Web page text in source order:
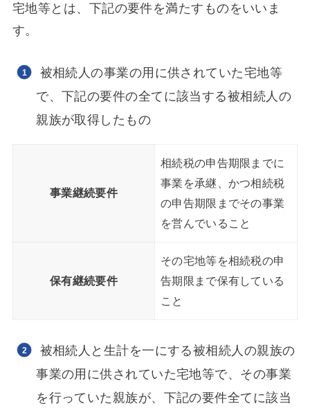
宅地等とは、下記の要件を満たすものをいいま
す。
被相続人の事業の用に供されていた宅地等
で、下記の要件の全てに該当する被相続人の
親族が取得したもの
事業継続要件
相続税の申告期限までに
事業を承継、かつ相続税
の申告期限までその事業
を営んでいること
保有継続要件
その宅地等を相続税の申
告期限まで保有している
こと
被相続人と生計を一にする被相続人の親族の
事業の用に供されていた宅地等で、その事業
を行っていた親族が、下記の要件全てに該当